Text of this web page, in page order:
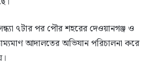
৭টার পর পৌর শহরের দেওয়ানগঞ্জ ও
আদালতের অভিযান পরিচালনা করে